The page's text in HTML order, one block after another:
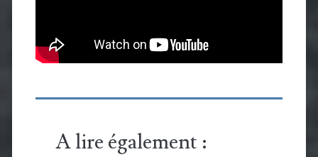
A lire également :